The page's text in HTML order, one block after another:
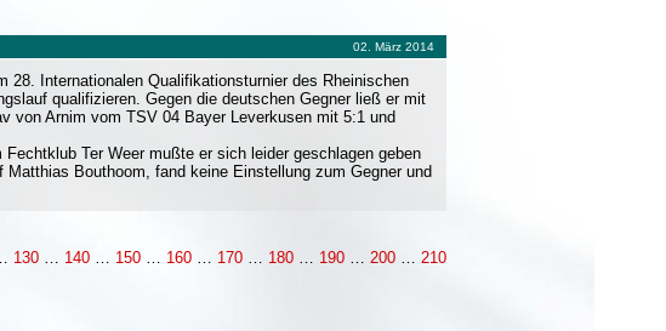
02. März 2014
28. Internationalen Qualifikationsturnier des Rheinischen
qualifizieren. Gegen die deutschen Gegner ließ er mit
von Arnim vom TSV 04 Bayer Leverkusen mit 5:1 und
Ter Weer mußte er sich leider geschlagen geben
Bouthoom, fand keine Einstellung zum Gegner und
130 … 140 … 150 … 160 … 170 … 180 … 190 … 200 … 210